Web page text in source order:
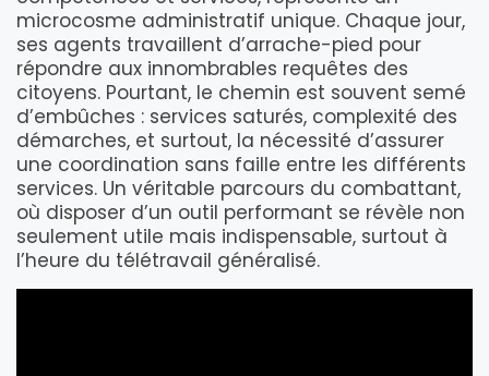
microcosme administratif unique. Chaque jour,
ses agents travaillent d’arrache-pied pour
répondre aux innombrables requêtes des
citoyens. Pourtant, le chemin est souvent semé
d’embûches : services saturés, complexité des
démarches, et surtout, la nécessité d’assurer
une coordination sans faille entre les différents
services. Un véritable parcours du combattant,
où disposer d’un outil performant se révèle non
seulement utile mais indispensable, surtout à
l’heure du télétravail généralisé.